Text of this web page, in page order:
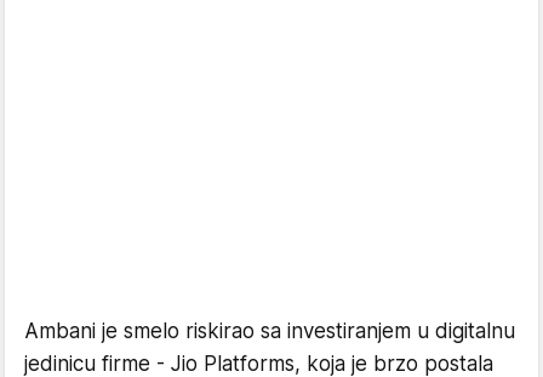
Ambani je smelo riskirao sa investiranjem u digitalnu
jedinicu firme - Jio Platforms, koja je brzo postala